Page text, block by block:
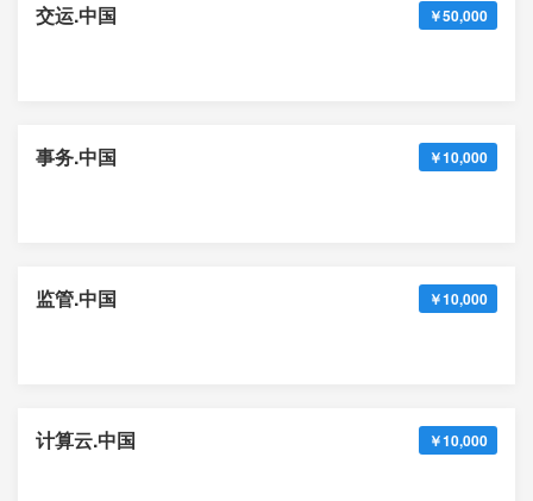
交运.中国 ￥50,000
事务.中国 ￥10,000
监管.中国 ￥10,000
计算云.中国 ￥10,000